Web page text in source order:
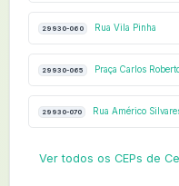
29930-060 Rua Vila Pinha
29930-065 Praça Carlos
29930-070 Rua Américo
Ver todos os CEPs de